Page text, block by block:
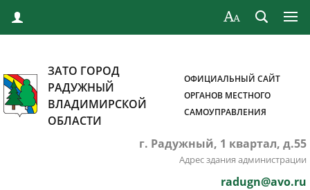
ЗАТО ГОРОД
РАДУЖНЫЙ
ВЛАДИМИРСКОЙ
ОБЛАСТИ
ОФИЦИАЛЬНЫЙ САЙТ
ОРГАНОВ МЕСТНОГО
САМОУПРАВЛЕНИЯ
г. Радужный, 1 квартал, д.55
Адрес здания администрации
radugn@avo.ru